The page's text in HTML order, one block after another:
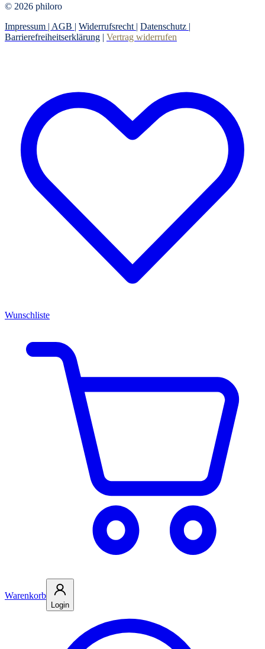
© 2026 philoro
Impressum | AGB | Widerrufsrecht | Datenschutz |
Barrierefreiheitserklärung | Vertrag widerrufen
Wunschliste
Warenkorb
Login